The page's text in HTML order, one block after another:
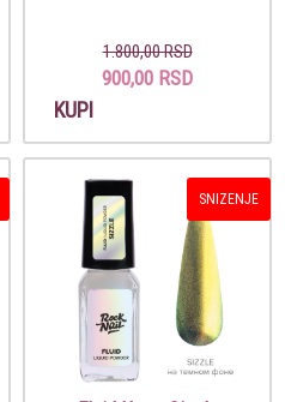
1.800,00 RSD
900,00 RSD
KUPI
SNIZENJE